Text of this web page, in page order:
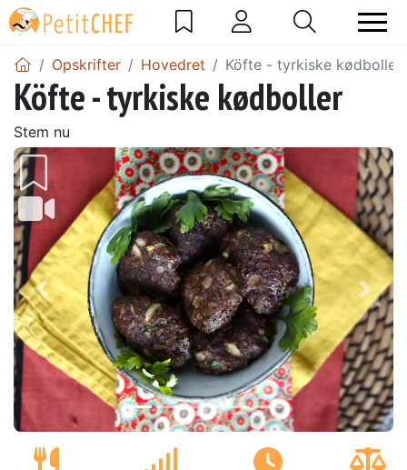
Opskrifter Hovedret Köfte - tyrkiske kødboller
Köfte - tyrkiske kødboller
Stem nu
Tidligere